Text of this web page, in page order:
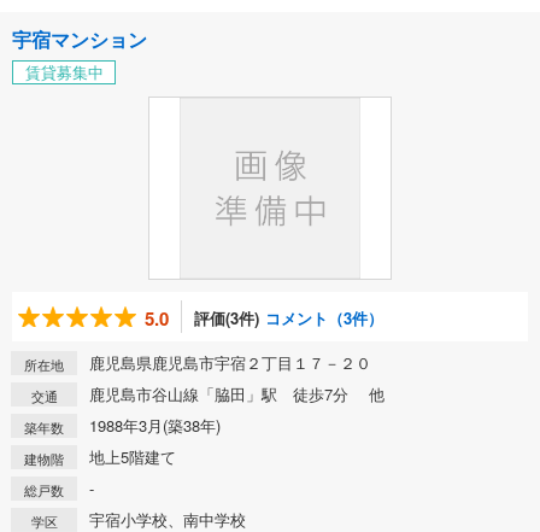
宇宿マンション
賃貸募集中
5.0 評価(3件) コメント（3件）
所在地 鹿児島県鹿児島市宇宿２丁目１７－２０
交通 鹿児島市谷山線「脇田」駅 徒歩7分 他
築年数 1988年3月(築38年)
建物階 地上5階建て
総戸数 -
学区 宇宿小学校、南中学校